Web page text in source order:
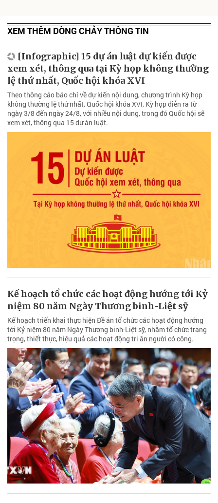
XEM THÊM DÒNG CHẢY THÔNG TIN
[Infographic] 15 dự án luật dự kiến được
xem xét, thông qua tại Kỳ họp không thường
lệ thứ nhất, Quốc hội khóa XVI
Theo thông cáo báo chí về dự kiến nội dung, chương trình Kỳ họp
không thường lệ thứ nhất, Quốc hội khóa XVI, Kỳ họp diễn ra từ
ngày 3/8 đến ngày 24/8, với nhiều nội dung, trong đó Quốc hội sẽ
xem xét, thông qua 15 dự án luật.
Kế hoạch tổ chức các hoạt động hướng tới Kỷ
niệm 80 năm Ngày Thương binh-Liệt sỹ
Kế hoạch triển khai thực hiện Đề án tổ chức các hoạt động hướng
tới Kỷ niệm 80 năm Ngày Thương binh-Liệt sỹ, nhằm tổ chức trang
trọng, thiết thực, hiệu quả các hoạt động tri ân người có công.